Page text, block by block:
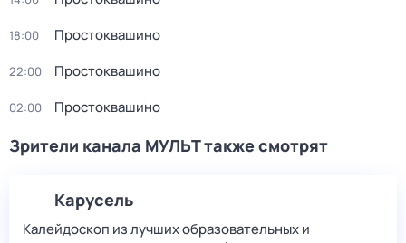
18:00 Простоквашино
22:00 Простоквашино
02:00 Простоквашино
Зрители канала МУЛЬТ также смотрят
Карусель
Калейдоскоп из лучших образовательных и